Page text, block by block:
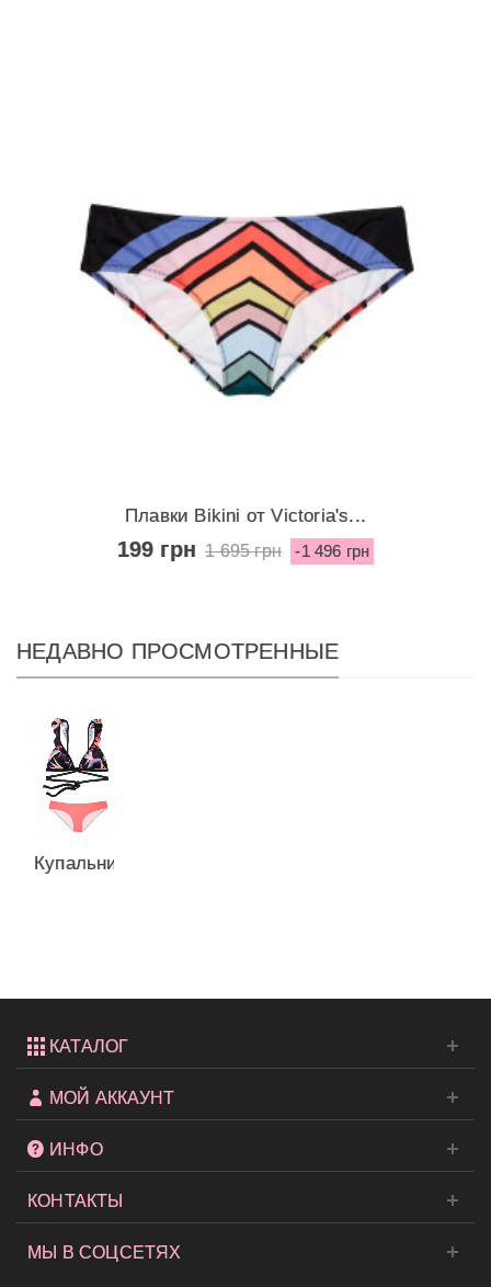
Плавки Bikini от Victoria's...
199 грн 1 695 грн -1 496 грн
НЕДАВНО ПРОСМОТРЕННЫЕ
Купальник
КАТАЛОГ
МОЙ АККАУНТ
ИНФО
КОНТАКТЫ
МЫ В СОЦСЕТЯХ